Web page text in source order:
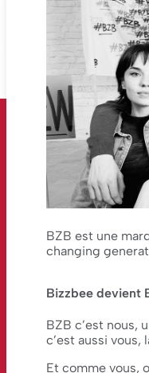
BZB est une
changing
Bizzbee devient
BZB c’est nous,
c’est aussi
Et comme vous,